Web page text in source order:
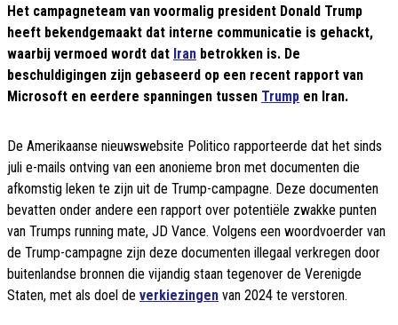
Het campagneteam van voormalig president Donald Trump
heeft bekendgemaakt dat interne communicatie is gehackt,
waarbij vermoed wordt dat Iran betrokken is. De
beschuldigingen zijn gebaseerd op een recent rapport van
Microsoft en eerdere spanningen tussen Trump en Iran.
De Amerikaanse nieuwswebsite Politico rapporteerde dat het sinds
juli e-mails ontving van een anonieme bron met documenten die
afkomstig leken te zijn uit de Trump-campagne. Deze documenten
bevatten onder andere een rapport over potentiële zwakke punten
van Trumps running mate, JD Vance. Volgens een woordvoerder van
de Trump-campagne zijn deze documenten illegaal verkregen door
buitenlandse bronnen die vijandig staan tegenover de Verenigde
Staten, met als doel de verkiezingen van 2024 te verstoren.